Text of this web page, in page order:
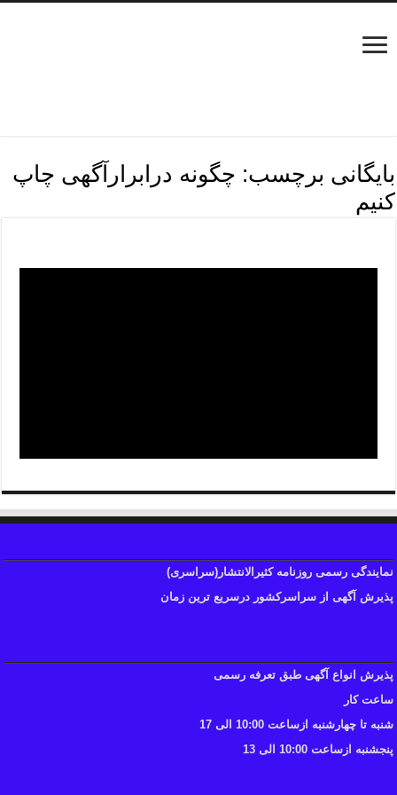
بایگانی برچسب: چگونه درابرارآگهی چاپ
کنیم
نمایندگی رسمی روزنامه کثیرالانتشار(سراسری)
پذیرش آگهی از سراسرکشور درسریع ترین زمان
پذیرش انواع آگهی طبق تعرفه رسمی
ساعت کار
شنبه تا چهارشنبه ازساعت 10:00 الی 17
پنجشنبه ازساعت 10:00 الی 13